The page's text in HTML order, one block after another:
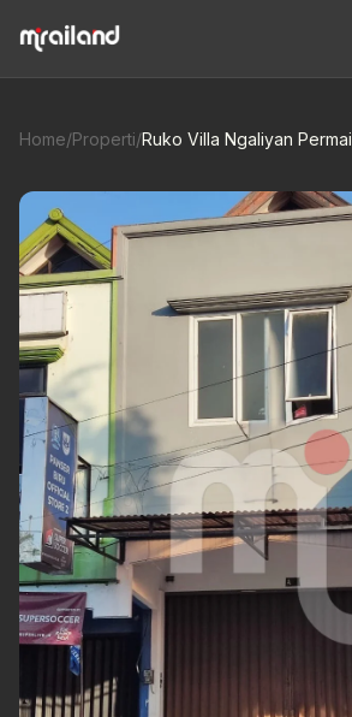
Home/Properti/Ruko Villa Ngaliyan Permai